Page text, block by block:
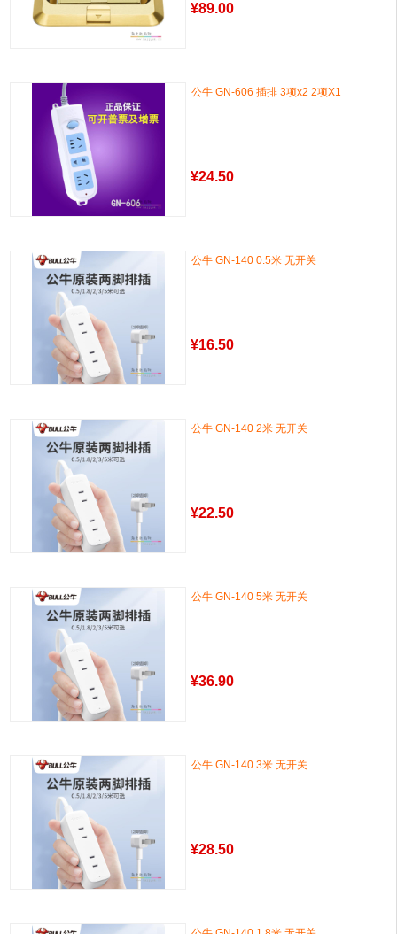
¥89.00
公牛 GN-606 插排 3项x2 2项X1
¥24.50
公牛 GN-140 0.5米 无开关
¥16.50
公牛 GN-140 2米 无开关
¥22.50
公牛 GN-140 5米 无开关
¥36.90
公牛 GN-140 3米 无开关
¥28.50